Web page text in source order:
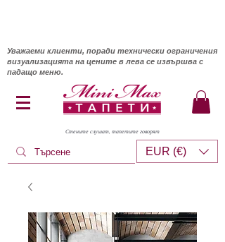
Уважаеми клиенти, поради технически ограничения
визуализацията на цените в лева се извършва с
падащо меню.
Стените слушат, тапетите говорят
EUR (€)